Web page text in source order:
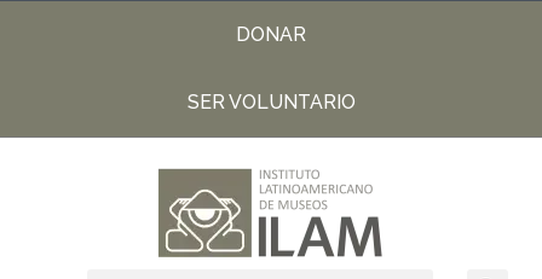
DONAR
SER VOLUNTARIO